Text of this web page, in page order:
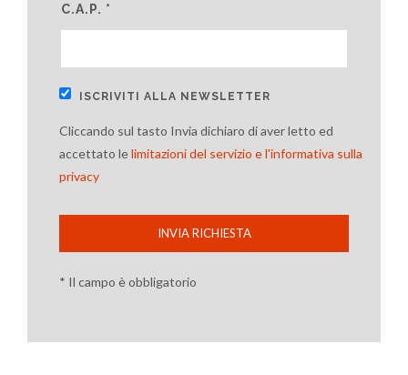
C.A.P. *
ISCRIVITI ALLA NEWSLETTER
Cliccando sul tasto Invia dichiaro di aver letto ed
accettato lelimitazioni del servizio e l'informativa sulla
privacy
INVIA RICHIESTA
* Il campo è obbligatorio